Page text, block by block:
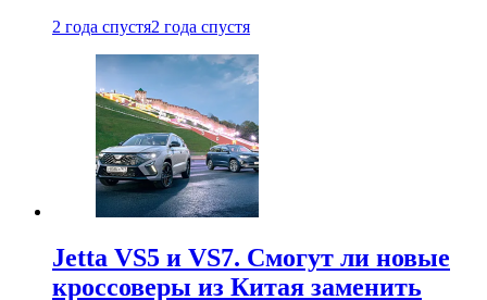
2 года спустя2 года спустя
Jetta VS5 и VS7. Смогут ли новые
кроссоверы из Китая заменить